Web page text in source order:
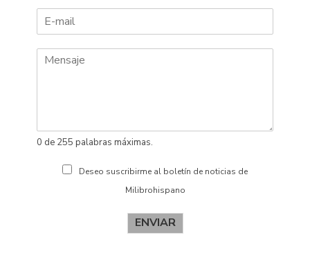
o
b
p
l
0 de 255 palabras máximas.
Deseo suscribirme al boletín de noticias de
Milibrohispano
ENVIAR